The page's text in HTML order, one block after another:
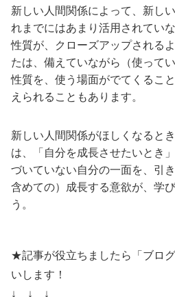
新しい人間関係によって、新し
れまでにはあまり活用されてい
性質が、クローズアップされる
たは、備えていながら（使って
性質を、使う場面がでてくるこ
えられることもあります。
新しい人間関係がほしくなると
は、「自分を成長させたいとき
づいていない自分の一面を、引
含めての）成長する意欲が、学
う。
★記事が役立ちましたら「ブロ
いします！
↓ ↓ ↓